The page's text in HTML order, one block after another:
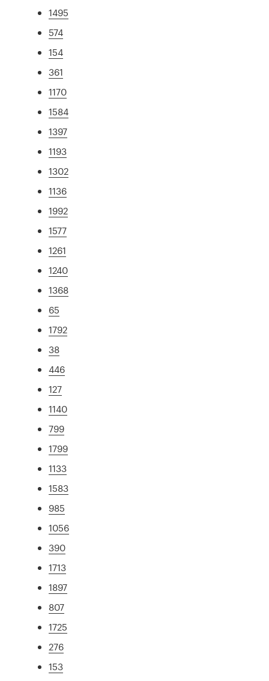
1495
574
154
361
1170
1584
1397
1193
1302
1136
1992
1577
1261
1240
1368
65
1792
38
446
127
1140
799
1799
1133
1583
985
1056
390
1713
1897
807
1725
276
153